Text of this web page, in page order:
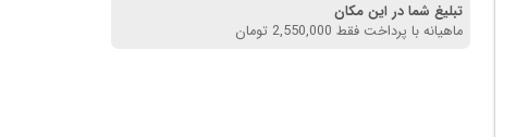
تبلیغ شما در این مکان
ماهیانه با پرداخت فقط 2,550,000 تومان